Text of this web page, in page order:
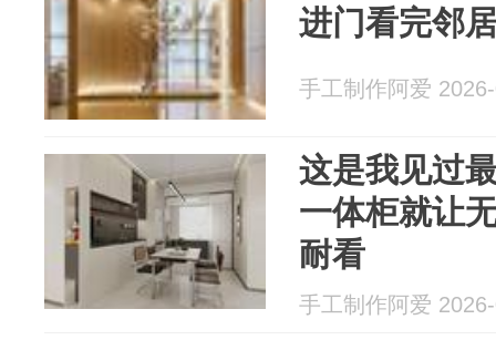
进门看完邻
手工制作阿爱
这是我见过
一体柜就让
耐看
手工制作阿爱